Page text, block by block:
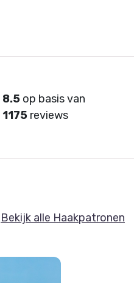
8.5op basis van
1175reviews
Bekijk alle Haakpatronen